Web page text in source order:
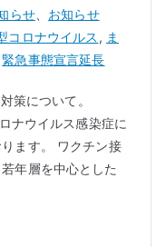
らせ、 お知らせ
コロナウイルス , ま
緊急事態宣言延長
策について。
ナウイルス感染症に
ます。 ワクチン接
年層を中心とした